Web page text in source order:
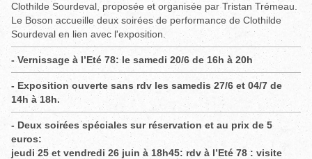
Clothilde Sourdeval, proposée et organisée par Tristan Trémeau.
Le Boson accueille deux soirées de performance de Clothilde
Sourdeval en lien avec l'exposition.
- Vernissage à l’Eté 78: le samedi 20/6 de 16h à 20h
- Exposition ouverte sans rdv les samedis 27/6 et 04/7 de
14h à 18h.
- Deux soirées spéciales sur réservation et au prix de 5
euros:
jeudi 25 et vendredi 26 juin à 18h45: rdv à l’Eté 78 : visite